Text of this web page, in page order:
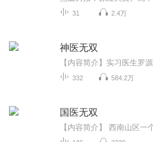
31 2.4万
神医无双
332 584.2万
国医无双